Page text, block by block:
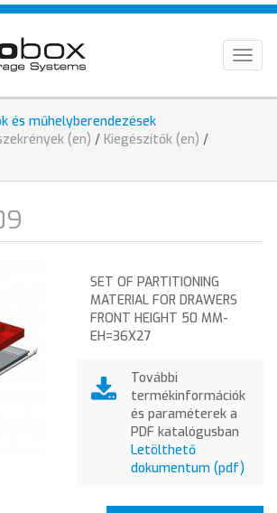
és műhelyberendezések
(en) / Kiegészítők (en) /
SET OF PARTITIONING
MATERIAL FOR DRAWERS
FRONT HEIGHT 50 MM-
EH=36X27
További
termékinformációk
és paraméterek a
PDF katalógusban
Letölthető
dokumentum (pdf)